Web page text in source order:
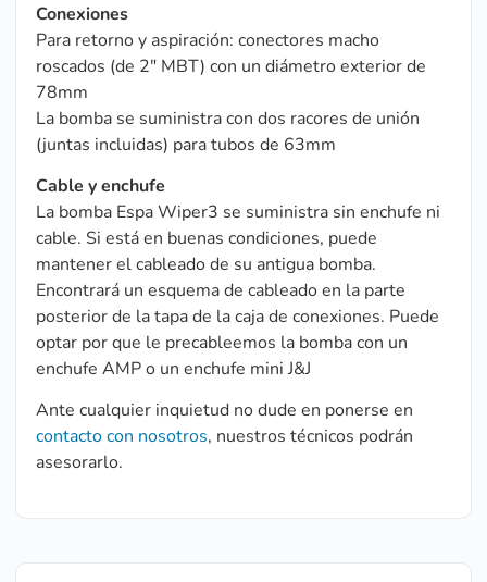
Conexiones
Para retorno y aspiración: conectores macho
roscados (de 2″ MBT) con un diámetro exterior de
78mm
La bomba se suministra con dos racores de unión
(juntas incluidas) para tubos de 63mm
Cable y enchufe
La bomba Espa Wiper3 se suministra sin enchufe ni
cable. Si está en buenas condiciones, puede
mantener el cableado de su antigua bomba.
Encontrará un esquema de cableado en la parte
posterior de la tapa de la caja de conexiones. Puede
optar por que le precableemos la bomba con un
enchufe AMP o un enchufe mini J&J
Ante cualquier inquietud no dude en ponerse en
contacto con nosotros, nuestros técnicos podrán
asesorarlo.